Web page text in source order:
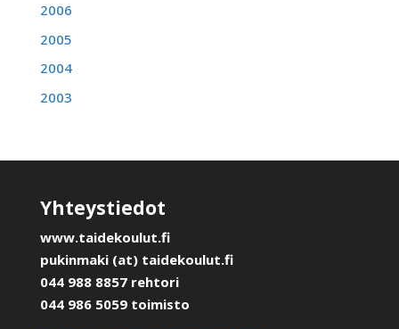
2006
2005
2004
2003
Yhteystiedot
www.taidekoulut.fi
pukinmaki (at) taidekoulut.fi
044 988 8857 rehtori
044 986 5059 toimisto